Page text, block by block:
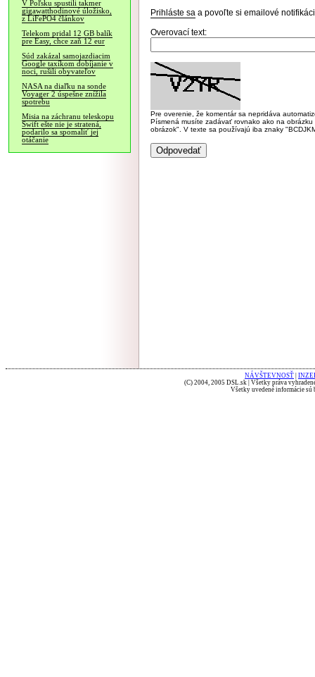
V Poľsku spustili takmer
gigawatthodinové úložisko,
z LiFePO4 článkov
Telekom pridal 12 GB balík
pre Easy, chce zaň 12 eur
Súd zakázal samojazdiacim
Google taxíkom dobíjanie v
noci, rušili obyvateľov
NASA na diaľku na sonde
Voyager 2 úspešne znížila
spotrebu
Misia na záchranu teleskopu
Swift ešte nie je stratená,
podarilo sa spomaliť jej
otáčanie
Prihláste sa a povoľte si emailové
Overovací text:
Pre overenie, že komentár sa nepridáva
Písmená musíte zadávať rovnako ako na
obrázok". V texte sa používajú iba znaky
NÁVŠTEVNOSŤ
(C) 2004, 2005 DSL.sk | Všetky práva
Všetky uvedené informácie sú